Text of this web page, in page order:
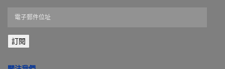
郵
件
址
訂閱